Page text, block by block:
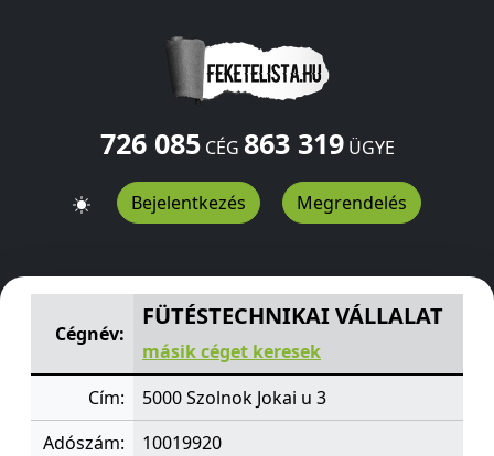
726 085CÉG 863 319ÜGYE
Bejelentkezés Megrendelés
FÜTÉSTECHNIKAI VÁLLALAT Jokai u 3 Szolnok 5000
Cégnév:
FÜTÉSTECHNIKAI VÁLLALAT
másik céget keresek
Cím:
5000 Szolnok Jokai u 3
Adószám:
10019920